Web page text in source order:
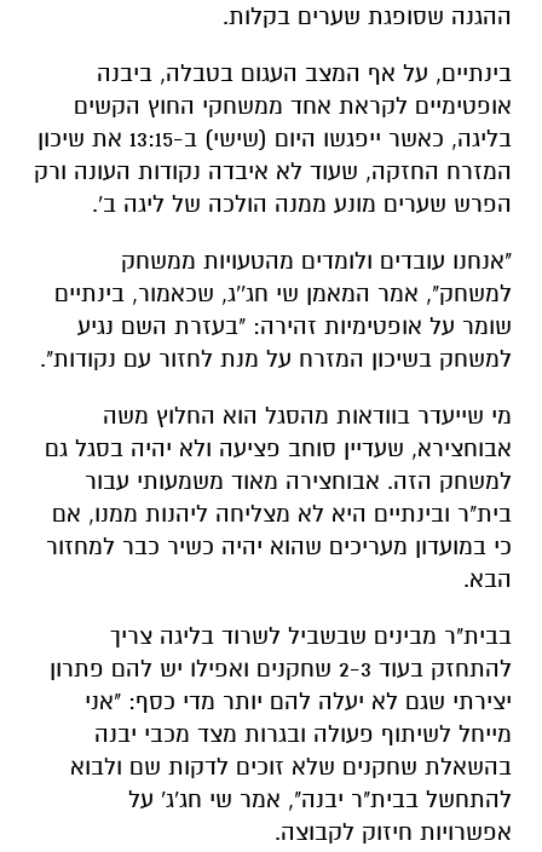
ההגנה שסופגת שערים בקלות.
בינתיים, על אף המצב העגום בטבלה, ביבנה
אופטימיים לקראת אחד ממשחקי החוץ הקשים
בליגה, כאשר ייפגשו היום (שישי) ב-13:15 את שיכון
המזרח החזקה, שעוד לא איבדה נקודות העונה ורק
הפרש שערים מונע ממנה הולכה של ליגה ב'.
"אנחנו עובדים ולומדים מהטעויות ממשחק
למשחק", אמר המאמן שי חג''ג, שכאמור, בינתיים
שומר על אופטימיות זהירה: "בעזרת השם נגיע
למשחק בשיכון המזרח על מנת לחזור עם נקודות".
מי שייעדר בוודאות מהסגל הוא החלוץ משה
אבוחצירא, שעדיין סוחב פציעה ולא יהיה בסגל גם
למשחק הזה. אבוחצירה מאוד משמעותי עבור
בית"ר ובינתיים היא לא מצליחה ליהנות ממנו, אם
כי במועדון מעריכים שהוא יהיה כשיר כבר למחזור
הבא.
בבית"ר מבינים שבשביל לשרוד בליגה צריך
להתחזק בעוד 2-3 שחקנים ואפילו יש להם פתרון
יצירתי שגם לא יעלה להם יותר מדי כסף: "אני
מייחל לשיתוף פעולה ובגרות מצד מכבי יבנה
בהשאלת שחקנים שלא זוכים לדקות שם ולבוא
להתחשל בבית"ר יבנה", אמר שי חג'ג' על
אפשרויות חיזוק לקבוצה.